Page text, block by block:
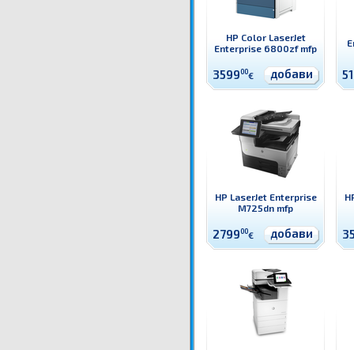
HP Color LaserJet
Enterprise 6800zf mfp
359900€ добави
HP LaserJet Enterprise
M725dn mfp
279900€ добави